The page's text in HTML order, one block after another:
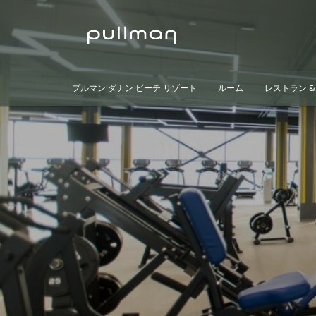
プルマン ダナン ビーチ リゾート ルーム レストラン